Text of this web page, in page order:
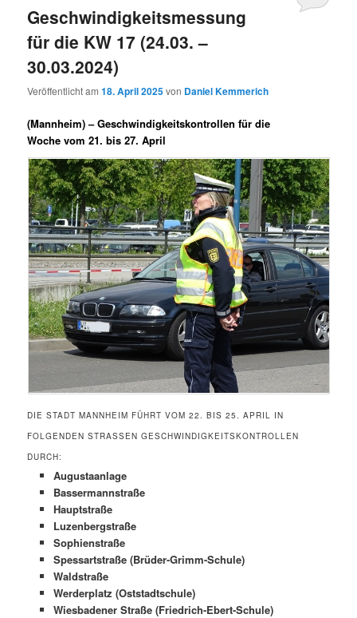
Geschwindigkeitsmessung
für die KW 17 (24.03. –
30.03.2024)
Veröffentlicht am18. April 2025von Daniel Kemmerich
(Mannheim) –Geschwindigkeitskontrollen für die
Woche vom 21. bis 27. April
DIE STADT MANNHEIM FÜHRT VOM 22. BIS 25. APRIL IN
FOLGENDEN STRASSEN GESCHWINDIGKEITSKONTROLLEN D
URCH:
Augustaanlage
Bassermannstraße
Hauptstraße
Luzenbergstraße
Sophienstraße
Spessartstraße (Brüder-Grimm-Schule)
Waldstraße
Werderplatz (Oststadtschule)
Wiesbadener Straße (Friedrich-Ebert-Schule)